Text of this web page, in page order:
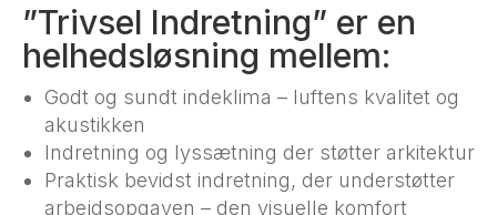
”Trivsel Indretning” er en
helhedsløsning mellem:
Godt og sundt indeklima – luftens kvalitet og
akustikken
Indretning og lyssætning der støtter arkitektur
Praktisk bevidst indretning, der understøtter
arbejdsopgaven – den visuelle komfort